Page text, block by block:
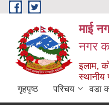
Skip to main content
माई
नगर
इलाम,
स्थानीय
गृहपृष्ठ परिचय वडा